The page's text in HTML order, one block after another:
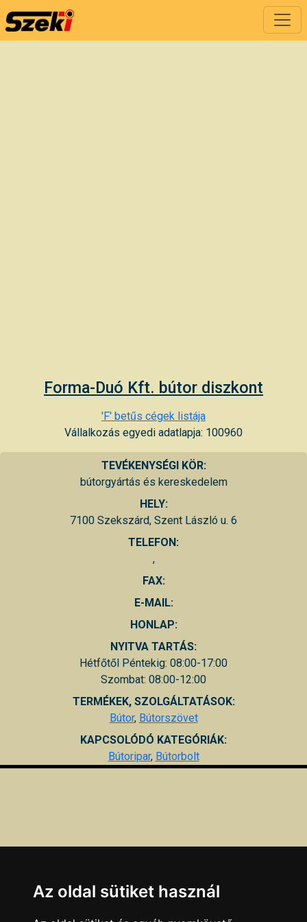
Forma-Duó Kft. bútor diszkont
'F' betűs cégek listája
Vállalkozás egyedi adatlapja: 100960
TEVÉKENYSÉGI KÖR:
bútorgyártás és kereskedelem
HELY:
7100 Szekszárd, Szent László u. 6
TELEFON:
,
FAX:
E-MAIL:
HONLAP:
NYITVA TARTÁS:
Hétfőtől Péntekig: 08:00-17:00
Szombat: 08:00-12:00
TERMÉKEK, SZOLGÁLTATÁSOK:
Bútor, Bútorszövet
KAPCSOLÓDÓ KATEGÓRIÁK:
Bútoripar, Bútorbolt
Az oldal sütiket használ